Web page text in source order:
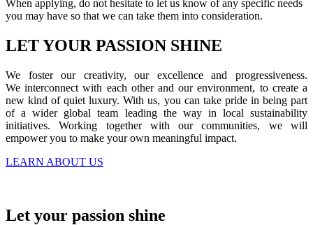
When applying, do not hesitate to let us know of any specific needs
you may have so that we can take them into consideration.
LET YOUR PASSION SHINE
We foster our creativity, our excellence and progressiveness.
We interconnect with each other and our environment, to create a
new kind of quiet luxury. With us, you can take pride in being part
of a wider global team leading the way in local sustainability
initiatives. Working together with our communities, we will
empower you to make your own meaningful impact.
LEARN ABOUT US
Let your passion shine